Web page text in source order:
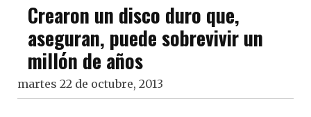
Crearon un disco duro que,
aseguran, puede sobrevivir un
millón de años
martes 22 de octubre, 2013